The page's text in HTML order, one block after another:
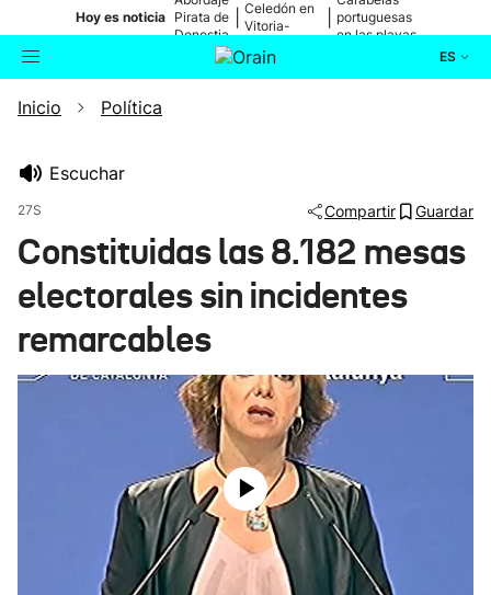
Hoy es noticia Pirata de
Donostia
Celedón en
Vitoria-
portuguesas
en las playas
ES
Buscador
Ikusmiran
Inicio Política
Escuchar
27S Compartir Guardar
Constituidas las 8.182 mesas
electorales sin incidentes
remarcables